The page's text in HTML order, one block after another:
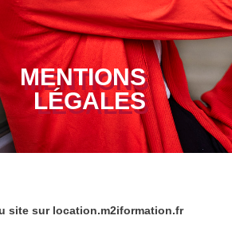
MENTIONS
LÉGALES
site sur location.m2iformation.fr